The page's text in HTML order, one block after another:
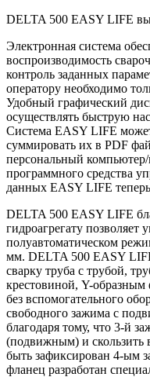
DELTA 500 EASY LIFE
Электронная система
воспроизводимость
контроль заданных
оператору необходимо
Удобный графический
осуществлять быструю
Система EASY LIFE
суммировать их в PDF
персональный
программного средства
данных EASY LIFE
DELTA 500 EASY LIFE
гидроагрегату позволяет
полуавтоматическом
мм. DELTA 500 EASY
сварку труба с трубой,
крестовиной, Y-
без вспомогательного
свободного зажима с
благодаря тому, что 3-й
(подвижным) и скользить
быть зафиксирован 4-ым
фланец разработан